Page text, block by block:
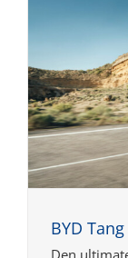
BYD
Den